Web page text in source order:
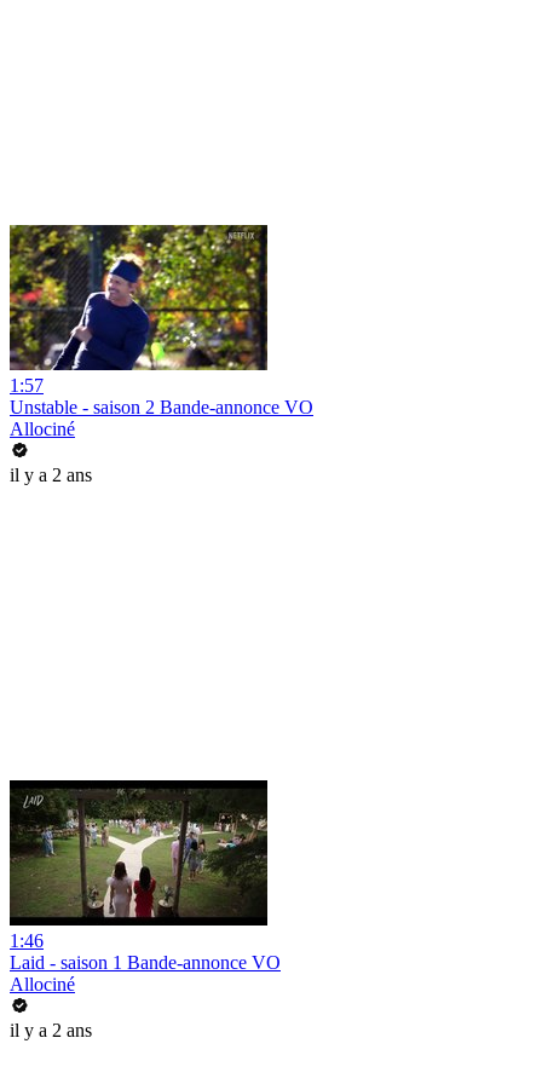
1:57
Unstable - saison 2 Bande-annonce VO
Allociné
il y a 2 ans
1:46
Laid - saison 1 Bande-annonce VO
Allociné
il y a 2 ans